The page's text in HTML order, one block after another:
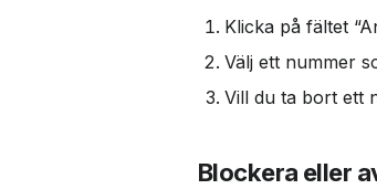
Klicka på fältet
Välj ett nummer
Vill du ta bort ett
Blockera eller